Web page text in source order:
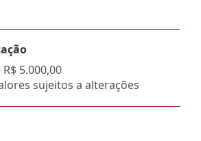
R$ 5.000,00
sujeitos a alterações